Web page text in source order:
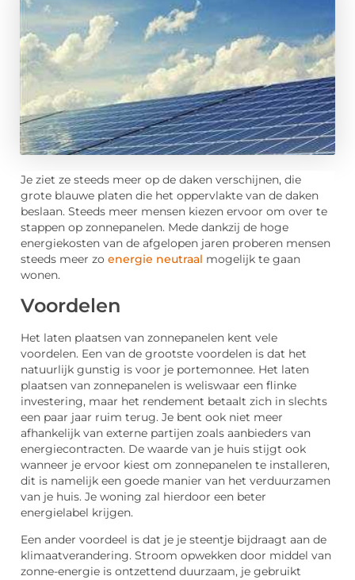
Je ziet ze steeds meer op de daken verschijnen, die
grote blauwe platen die het oppervlakte van de daken
beslaan. Steeds meer mensen kiezen ervoor om over te
stappen op zonnepanelen. Mede dankzij de hoge
energiekosten van de afgelopen jaren proberen mensen
steeds meer zo energie neutraal mogelijk te gaan
wonen.
Voordelen
Het laten plaatsen van zonnepanelen kent vele
voordelen. Een van de grootste voordelen is dat het
natuurlijk gunstig is voor je portemonnee. Het laten
plaatsen van zonnepanelen is weliswaar een flinke
investering, maar het rendement betaalt zich in slechts
een paar jaar ruim terug. Je bent ook niet meer
afhankelijk van externe partijen zoals aanbieders van
energiecontracten. De waarde van je huis stijgt ook
wanneer je ervoor kiest om zonnepanelen te installeren,
dit is namelijk een goede manier van het verduurzamen
van je huis. Je woning zal hierdoor een beter
energielabel krijgen.
Een ander voordeel is dat je je steentje bijdraagt aan de
klimaatverandering. Stroom opwekken door middel van
zonne-energie is ontzettend duurzaam, je gebruikt